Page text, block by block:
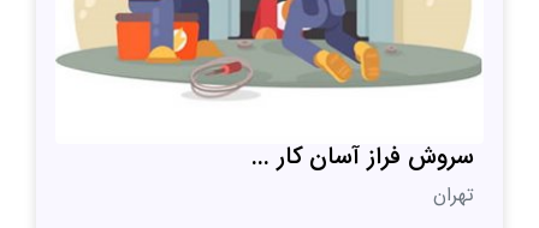
سروش فراز آسان کار ...
تهران